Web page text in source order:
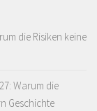
die Risiken keine
Warum die
Geschichte